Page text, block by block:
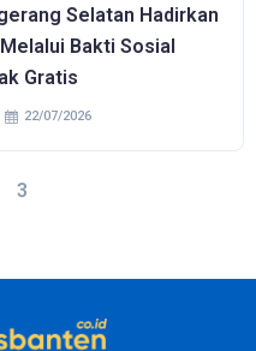
Selatan Hadirkan
Bakti Sosial
Gratis
22/07/2026
3